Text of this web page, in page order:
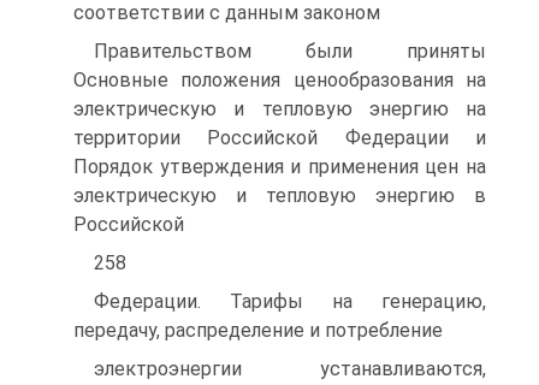
соответствии с данным законом
Правительством были приняты
Основные положения ценообразования на
электрическую и тепловую энергию на
территории Российской Федерации и
Порядок утверждения и применения цен на
электрическую и тепловую энергию в
Российской
258
Федерации. Тарифы на генерацию,
передачу, распределение и потребление
электроэнергии устанавливаются,